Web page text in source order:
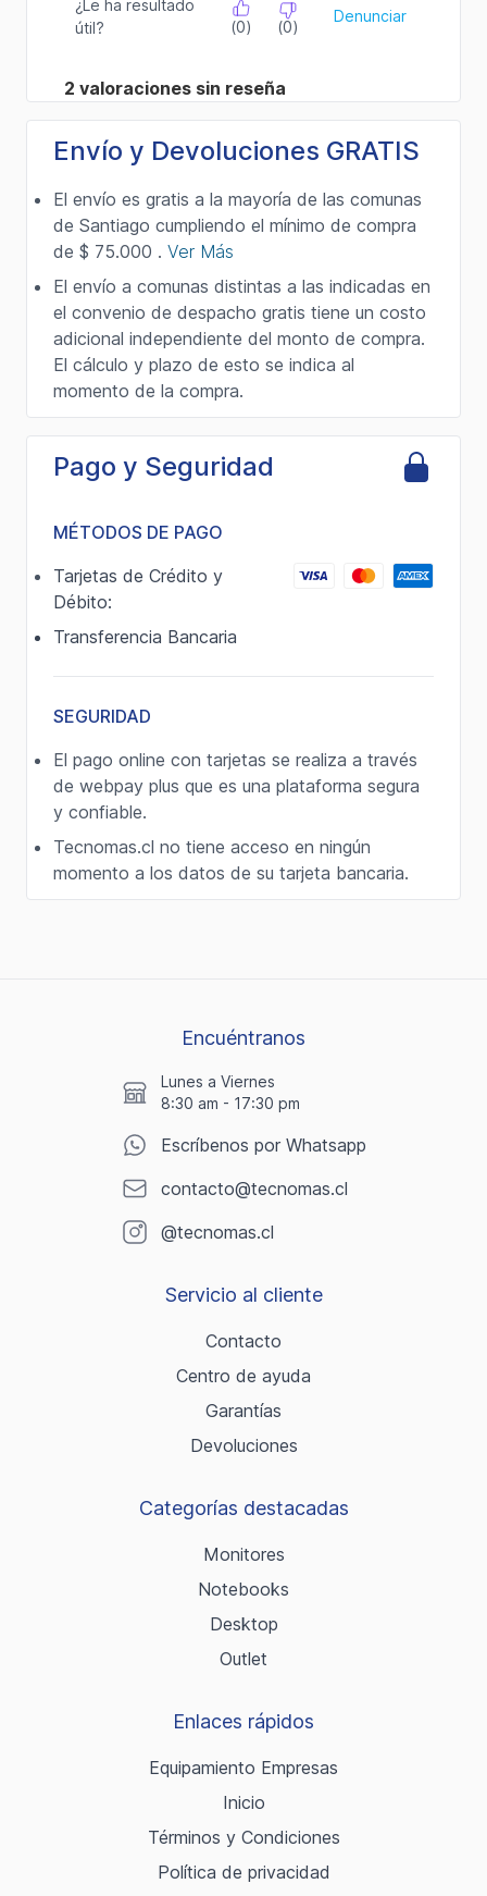
Envío y Devoluciones GRATIS
El envío es gratis a la mayoría de las comunas
de Santiago cumpliendo el mínimo de compra
de $ 75.000 . Ver Más
El envío a comunas distintas a las indicadas en
el convenio de despacho gratis tiene un costo
adicional independiente del monto de compra.
El cálculo y plazo de esto se indica al
momento de la compra.
Pago y Seguridad
MÉTODOS DE PAGO
Tarjetas de Crédito y
Débito:
Transferencia Bancaria
SEGURIDAD
El pago online con tarjetas se realiza a través
de webpay plus que es una plataforma segura
y confiable.
Tecnomas.cl no tiene acceso en ningún
momento a los datos de su tarjeta bancaria.
Encuéntranos
Lunes a Viernes
8:30 am - 17:30 pm
Escríbenos por Whatsapp
contacto@tecnomas.cl
@tecnomas.cl
Servicio al cliente
Contacto
Centro de ayuda
Garantías
Devoluciones
Categorías destacadas
Monitores
Notebooks
Desktop
Outlet
Enlaces rápidos
Equipamiento Empresas
Inicio
Términos y Condiciones
Política de privacidad